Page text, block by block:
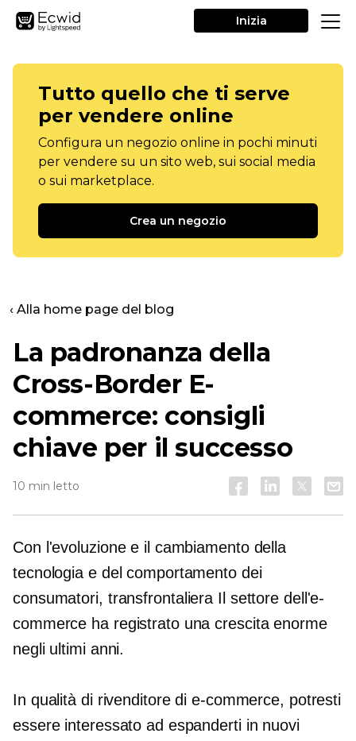
Inizia
Tutto quello che ti serve
per vendere online
Configura un negozio online in pochi minuti
per vendere su un sito web, sui social media
o sui marketplace.
Crea un negozio
‹ Alla home page del blog
La padronanza della
Cross-BorderE-
commerce: consigli
chiave per il successo
10 min letto
Con l'evoluzione e il cambiamento della
tecnologia e del comportamento dei
consumatori, transfrontaliera Il settore dell'e-
commerce ha registrato una crescita enorme
negli ultimi anni.
In qualità di rivenditore di e-commerce, potresti
essere interessato ad espanderti in nuovi